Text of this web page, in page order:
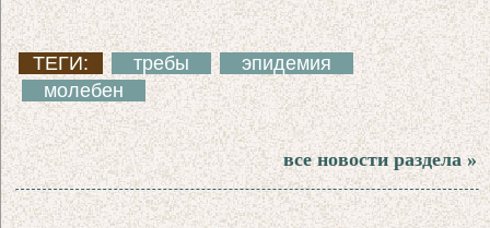
ТЕГИ: требы
эпидемия
молебен
все новости раздела »